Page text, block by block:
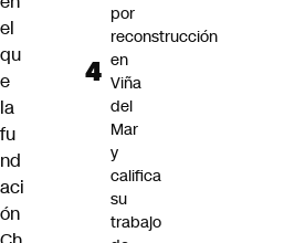
el
qu
e
la
fu
nd
aci
ón
por
reconstrucción
en
Viña
del
Mar
y
califica
su
trabajo